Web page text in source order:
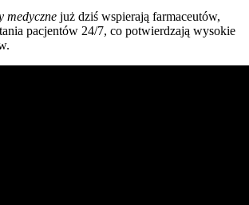
medyczne już dziś wspierają farmaceutów,
pacjentów 24/7, co potwierdzają wysokie